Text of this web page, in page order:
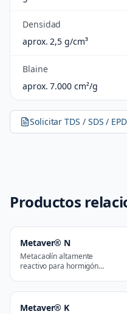
Densidad
aprox. 2,5 g/cm³
Blaine
aprox. 7.000 cm²/g
Solicitar TDS / SDS / EPD
Productos
Metaver® N
Metacaolín altamente
reactivo para hormigón
Metaver® K